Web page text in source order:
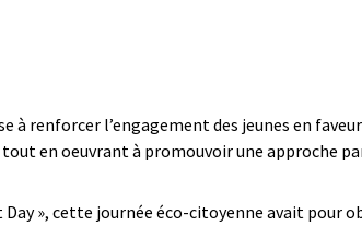
à renforcer l’engagement des jeunes en
en oeuvrant à promouvoir une approche
Day », cette journée éco-citoyenne avait pour